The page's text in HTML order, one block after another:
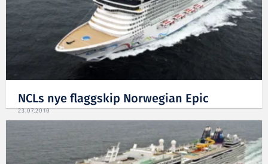
NCLs nye flaggskip Norwegian Epic
23.07.2010